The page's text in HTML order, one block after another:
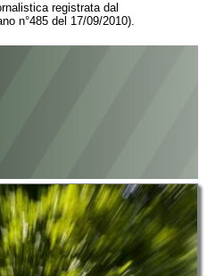
registrata dal
n°485 del 17/09/2010).